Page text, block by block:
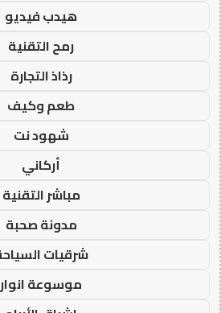
هيدب فيديو
رمح التقنية
رذاذ التجارة
طعم وكيف
شهود نت
أركاني
مباشر التقنية
مدونة صحبة
شرقيات
موسوعة انوار